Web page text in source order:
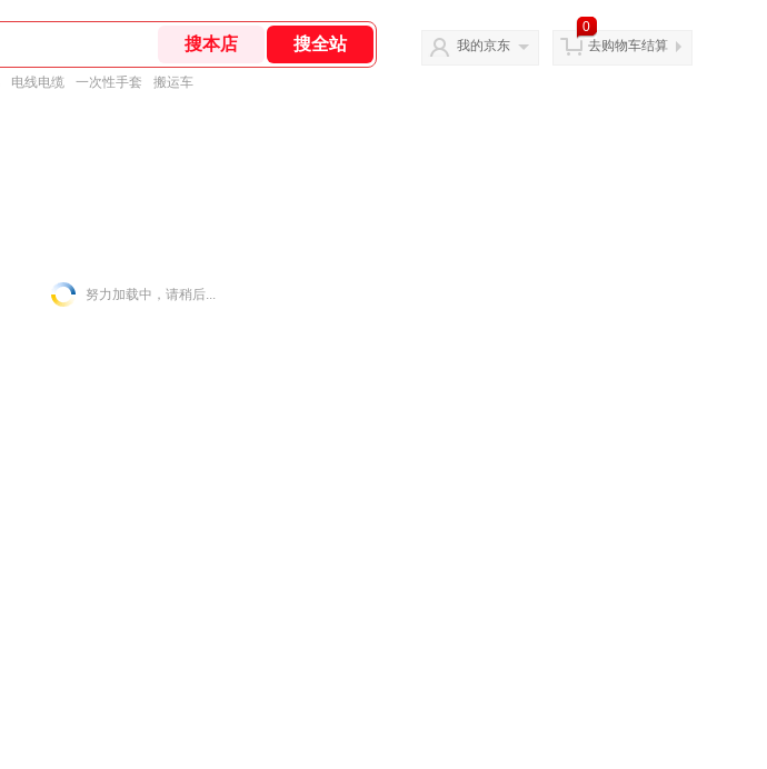
电线电缆 一次性手套 搬运车
我的京东
0
去购物车结算
努力加载中，请稍后...